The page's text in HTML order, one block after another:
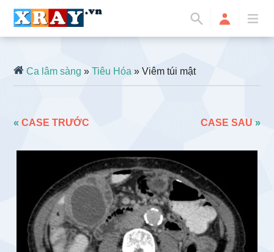
Ca lâm sàng »Tiêu Hóa » Viêm túi mật
«CASE TRƯỚC CASE SAU »